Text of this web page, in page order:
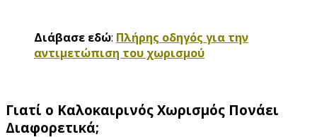
Διάβασε εδώ: Πλήρης οδηγός για την
αντιμετώπιση του χωρισμού
Γιατί ο Καλοκαιρινός Χωρισμός Πονάει
Διαφορετικά;